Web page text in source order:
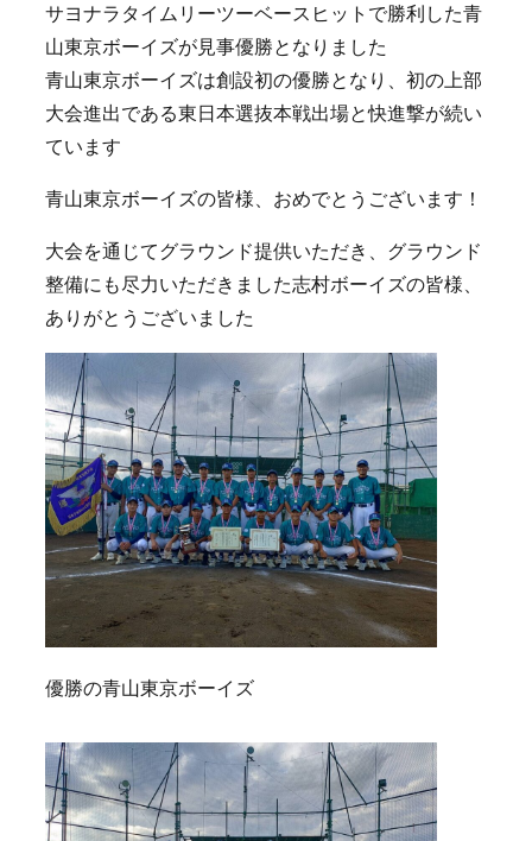
サヨナラタイムリーツーベースヒットで勝利した青
山東京ボーイズが見事優勝となりました
青山東京ボーイズは創設初の優勝となり、初の上部
大会進出である東日本選抜本戦出場と快進撃が続い
ています
青山東京ボーイズの皆様、おめでとうございます！
大会を通じてグラウンド提供いただき、グラウンド
整備にも尽力いただきました志村ボーイズの皆様、
ありがとうございました
優勝の青山東京ボーイズ